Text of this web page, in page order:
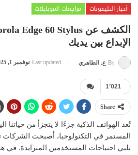
أخبار التليفونات
مراجعات الموبايلات
الإبداع بين يديك
By ع. الطاهري Last updated نوفمبر 1, 2025
1٬021
Share
تُعد الهواتف الذكية جزءًا لا يتجزأ من حياتنا
المستمر في التكنولوجيا، أصبحت الشركات
تلبي احتياجات المستخدمين المتزايدة. في